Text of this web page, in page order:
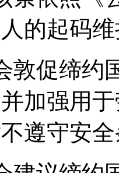
的起码
敦促缔约
加强用
遵守安